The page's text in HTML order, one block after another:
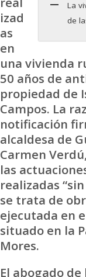
La
de
izad
as
en
una vivienda
50 años de
propiedad de
Campos. La
notificación
alcaldesa de
Carmen
las
realizadas
se trata de
ejecutada en
situado en la
Mores.
El abogado